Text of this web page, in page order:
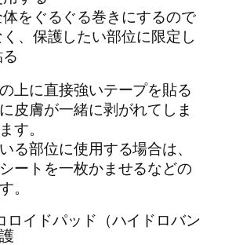
体をぐるぐる巻きにするので
く、保護したい部位に限定し
上に直接強いテープを貼る
皮膚が一緒に剥がれてしま
す。
る部位に使用する場合は、
ートを一枚かませるなどの
。
ロイドパッド（ハイドロバン